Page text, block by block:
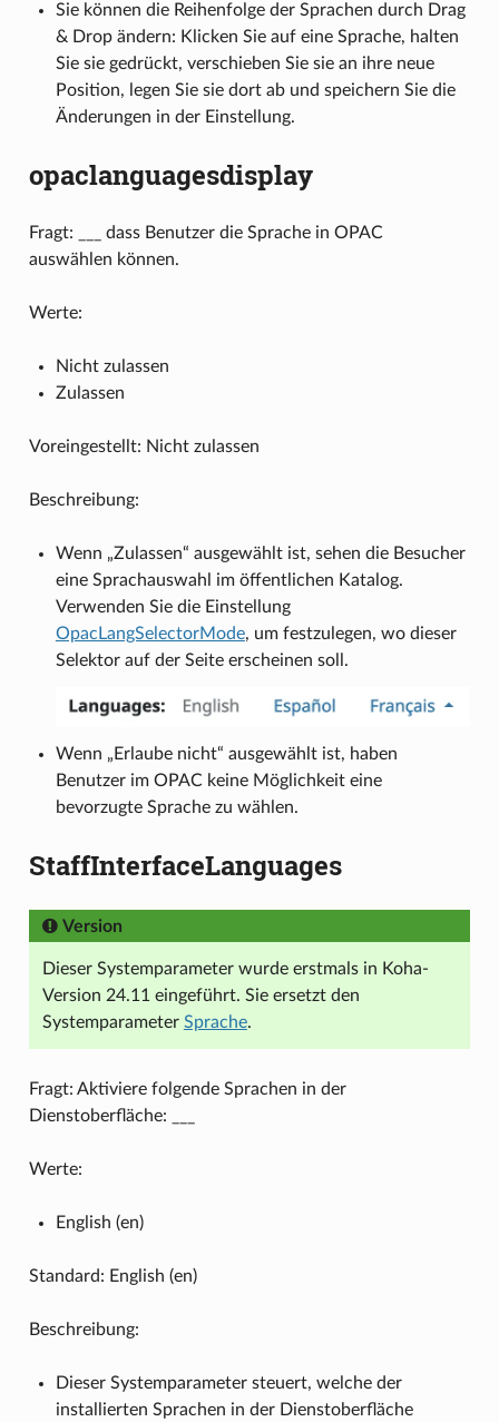
Sie können die Reihenfolge der Sprachen durch Drag
& Drop ändern: Klicken Sie auf eine Sprache, halten
Sie sie gedrückt, verschieben Sie sie an ihre neue
Position, legen Sie sie dort ab und speichern Sie die
Änderungen in der Einstellung.
opaclanguagesdisplay
Fragt: ___ dass Benutzer die Sprache in OPAC
auswählen können.
Werte:
Nicht zulassen
Zulassen
Voreingestellt: Nicht zulassen
Beschreibung:
Wenn „Zulassen“ ausgewählt ist, sehen die Besucher
eine Sprachauswahl im öffentlichen Katalog.
Verwenden Sie die Einstellung
OpacLangSelectorMode, um festzulegen, wo dieser
Selektor auf der Seite erscheinen soll.
Wenn „Erlaube nicht“ ausgewählt ist, haben
Benutzer im OPAC keine Möglichkeit eine
bevorzugte Sprache zu wählen.
StaffInterfaceLanguages
Version
Dieser Systemparameter wurde erstmals in Koha-
Version 24.11 eingeführt. Sie ersetzt den
Systemparameter Sprache.
Fragt: Aktiviere folgende Sprachen in der
Dienstoberfläche: ___
Werte:
English (en)
Standard: English (en)
Beschreibung:
Dieser Systemparameter steuert, welche der
installierten Sprachen in der Dienstoberfläche